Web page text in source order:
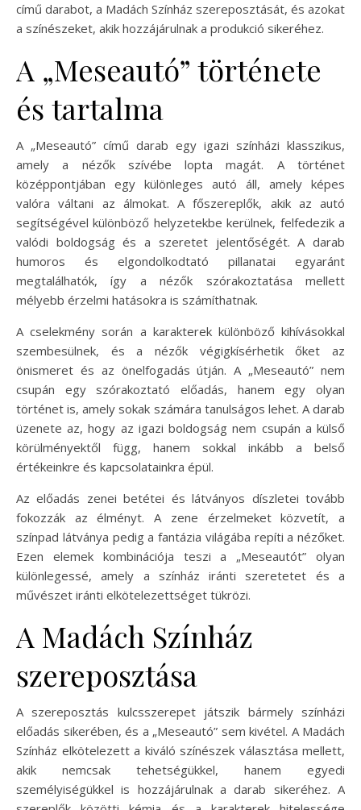
című darabot, a Madách Színház szereposztását, és azokat
a színészeket, akik hozzájárulnak a produkció sikeréhez.
A „Meseautó” története
és tartalma
A „Meseautó” című darab egy igazi színházi klasszikus,
amely a nézők szívébe lopta magát. A történet
középpontjában egy különleges autó áll, amely képes
valóra váltani az álmokat. A főszereplők, akik az autó
segítségével különböző helyzetekbe kerülnek, felfedezik a
valódi boldogság és a szeretet jelentőségét. A darab
humoros és elgondolkodtató pillanatai egyaránt
megtalálhatók, így a nézők szórakoztatása mellett
mélyebb érzelmi hatásokra is számíthatnak.
A cselekmény során a karakterek különböző kihívásokkal
szembesülnek, és a nézők végigkísérhetik őket az
önismeret és az önelfogadás útján. A „Meseautó” nem
csupán egy szórakoztató előadás, hanem egy olyan
történet is, amely sokak számára tanulságos lehet. A darab
üzenete az, hogy az igazi boldogság nem csupán a külső
körülményektől függ, hanem sokkal inkább a belső
értékeinkre és kapcsolatainkra épül.
Az előadás zenei betétei és látványos díszletei tovább
fokozzák az élményt. A zene érzelmeket közvetít, a
színpad látványa pedig a fantázia világába repíti a nézőket.
Ezen elemek kombinációja teszi a „Meseautót” olyan
különlegessé, amely a színház iránti szeretetet és a
művészet iránti elkötelezettséget tükrözi.
A Madách Színház
szereposztása
A szereposztás kulcsszerepet játszik bármely színházi
előadás sikerében, és a „Meseautó” sem kivétel. A Madách
Színház elkötelezett a kiváló színészek választása mellett,
akik nemcsak tehetségükkel, hanem egyedi
személyiségükkel is hozzájárulnak a darab sikeréhez. A